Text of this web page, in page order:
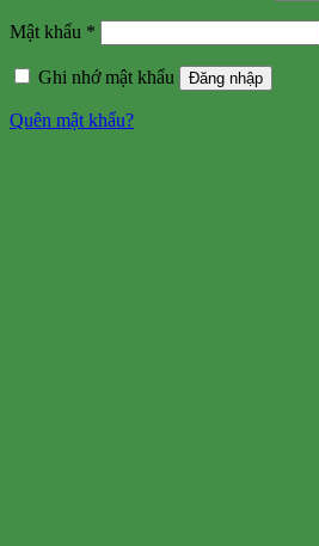
Mật khẩu *
Ghi nhớ mật khẩu Đăng nhập
Quên mật khẩu?